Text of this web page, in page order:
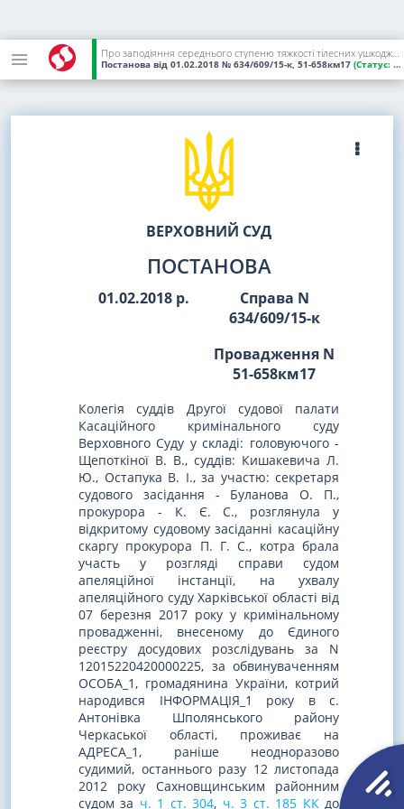
Про заподіяння середнього ступеню тяжкості тілесних ушкоджень та заволодіння чужим майном
Постанова від 01.02.2018 № 634/609/15-к, 51-658км17 (Статус:
ВЕРХОВНИЙ СУД
ПОСТАНОВА
01.02.2018 р.
Справа N
634/609/15-к
Провадження N
51-658км17
Колегія суддів Другої судової палати
Касаційного кримінального суду
Верховного Суду у складі: головуючого -
Щепоткіної В. В., суддів: Кишакевича Л.
Ю., Остапука В. І., за участю: секретаря
судового засідання - Буланова О. П.,
прокурора - К. Є. С., розглянула у
відкритому судовому засіданні касаційну
скаргу прокурора П. Г. С., котра брала
участь у розгляді справи судом
апеляційної інстанції, на ухвалу
апеляційного суду Харківської області від
07 березня 2017 року у кримінальному
провадженні, внесеному до Єдиного
реєстру досудових розслідувань за N
12015220420000225, за обвинуваченням
ОСОБА_1, громадянина України, котрий
народився ІНФОРМАЦІЯ_1 року в с.
Антонівка Шполянського району
Черкаської області, проживає на
АДРЕСА_1, раніше неодноразово
судимий, останнього разу 12 листопада
2012 року Сахновщинським районним
судом за ч. 1 ст. 304, ч. 3 ст. 185 ККдо